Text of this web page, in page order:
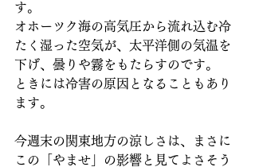
す。
オホーツク海の高気圧から流れ込む冷
たく湿った空気が、太平洋側の気温を
下げ、曇りや霧をもたらすのです。
ときには冷害の原因となることもあり
ます。
今週末の関東地方の涼しさは、まさに
この「やませ」の影響と見てよさそう